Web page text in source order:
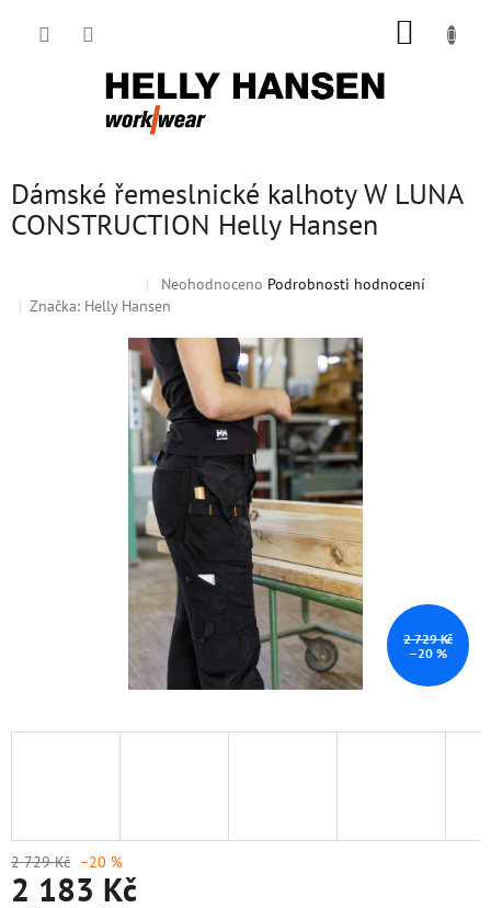
Dámské řemeslnické kalhoty W LUNA
CONSTRUCTION Helly Hansen
Průměrné
hodnocení
0,0
z
5
hvězdiček.
Neohodnoceno Podrobnosti hodnocení
Značka: Helly Hansen
2 729 Kč
–20 %
2 729 Kč –20 %
2 183 Kč